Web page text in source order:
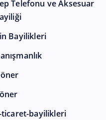
Telefonu ve Aksesuar
Bayilikleri
ticaret-bayilikleri